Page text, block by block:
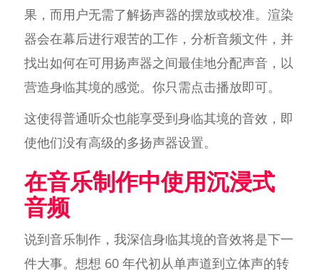
果，而用户无需了解扬声器的摆放或校准。渲染
器会在幕后进行艰苦的工作，分析音频文件，并
找出如何在可用扬声器之间最佳地分配声音，以
营造身临其境的感觉。你只需点击播放即可。
这使得普通听众也能享受到身临其境的音效，即
使他们没有高级的多扬声器设置。
在音乐制作中使用沉浸式
音频
说到音乐制作，我深信身临其境的音效将是下一
件大事。想想 60 年代初从单声道到立体声的转